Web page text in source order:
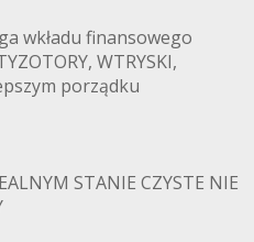
wkładu finansowego
WTRYSKI,
porządku
STANIE CZYSTE NIE